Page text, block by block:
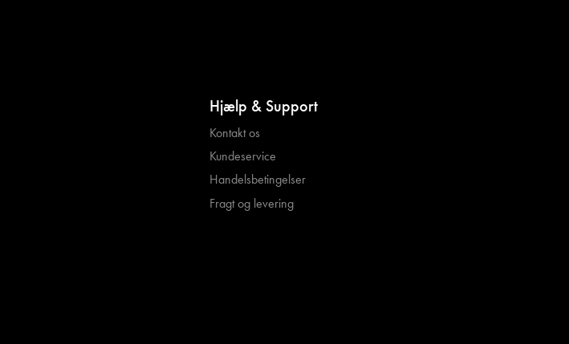
Hjælp & Support
Kontakt os
Kundeservice
Handelsbetingelser
Fragt og levering